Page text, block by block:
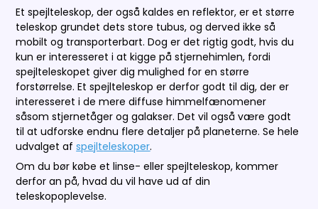
Et spejlteleskop, der også kaldes en reflektor, er et større
teleskop grundet dets store tubus, og derved ikke så
mobilt og transporterbart. Dog er det rigtig godt, hvis du
kun er interesseret i at kigge på stjernehimlen, fordi
spejlteleskopet giver dig mulighed for en større
forstørrelse. Et spejlteleskop er derfor godt til dig, der er
interesseret i de mere diffuse himmelfænomener
såsom stjernetåger og galakser. Det vil også være godt
til at udforske endnu flere detaljer på planeterne. Se hele
udvalget afspejlteleskoper.
Om du bør købe et linse- eller spejlteleskop, kommer
derfor an på, hvad du vil have ud af din
teleskopoplevelse.